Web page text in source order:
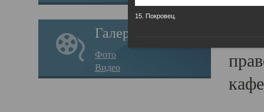
Галерея
Фото
Видео
15. Покровец.